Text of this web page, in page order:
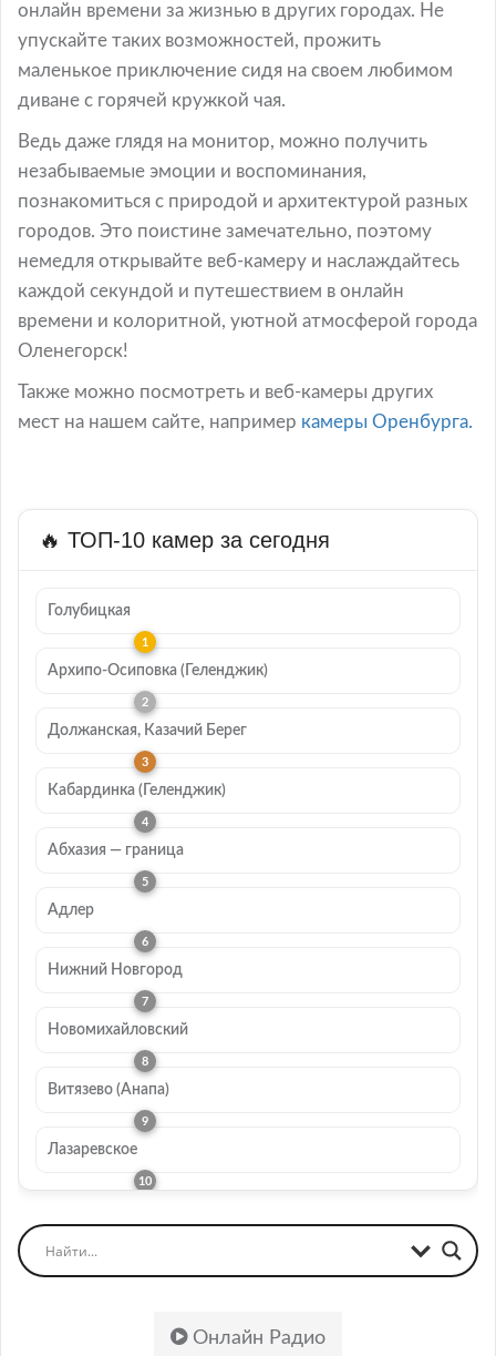
онлайн времени за жизнью в других городах. Не
упускайте таких возможностей, прожить
маленькое приключение сидя на своем любимом
диване с горячей кружкой чая.
Ведь даже глядя на монитор, можно получить
незабываемые эмоции и воспоминания,
познакомиться с природой и архитектурой разных
городов. Это поистине замечательно, поэтому
немедля открывайте веб-камеру и наслаждайтесь
каждой секундой и путешествием в онлайн
времени и колоритной, уютной атмосферой города
Оленегорск!
Также можно посмотреть и веб-камеры других
мест на нашем сайте, например камеры Оренбурга.
🔥 ТОП-10 камер за сегодня
Голубицкая
Архипо-Осиповка (Геленджик)
Должанская, Казачий Берег
Кабардинка (Геленджик)
Абхазия — граница
Адлер
Нижний Новгород
Новомихайловский
Витязево (Анапа)
Лазаревское
Онлайн Радио